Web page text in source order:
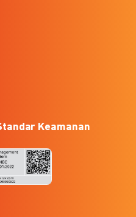
Keamanan